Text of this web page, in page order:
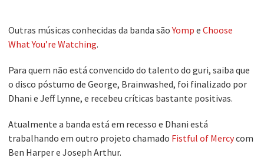
Outras músicas conhecidas da banda sãoYomp e Choose
What You’re Watching.
Para quem não está convencido do talento do guri, saiba que
o disco póstumo de George, Brainwashed, foi finalizado por
Dhani e Jeff Lynne, e recebeu críticas bastante positivas.
Atualmente a banda está em recesso e Dhani está
trabalhando em outro projeto chamado Fistful of Mercycom
Ben Harper e Joseph Arthur.